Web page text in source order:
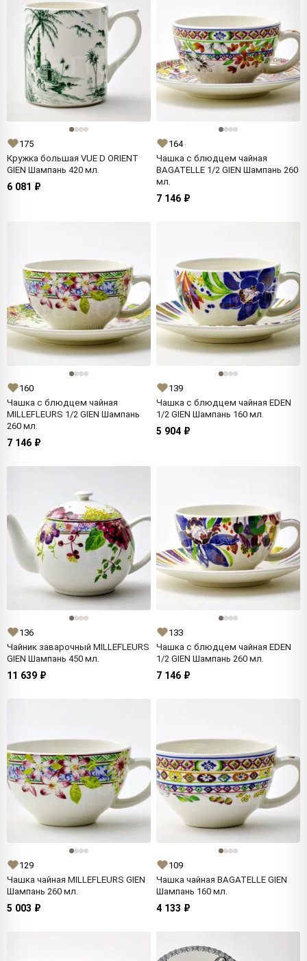
175
Кружка большая VUE D ORIENT
GIEN Шампань 420 мл.
6 081 ₽
164
Чашка с блюдцем чайная
BAGATELLE 1/2 GIEN Шампань 260
мл.
7 146 ₽
160
Чашка с блюдцем чайная
MILLEFLEURS 1/2 GIEN Шампань
260 мл.
7 146 ₽
139
Чашка с блюдцем чайная EDEN
1/2 GIEN Шампань 160 мл.
5 904 ₽
136
Чайник заварочный MILLEFLEURS
GIEN Шампань 450 мл.
11 639 ₽
133
Чашка с блюдцем чайная EDEN
1/2 GIEN Шампань 260 мл.
7 146 ₽
129
Чашка чайная MILLEFLEURS GIEN
Шампань 260 мл.
5 003 ₽
109
Чашка чайная BAGATELLE GIEN
Шампань 160 мл.
4 133 ₽